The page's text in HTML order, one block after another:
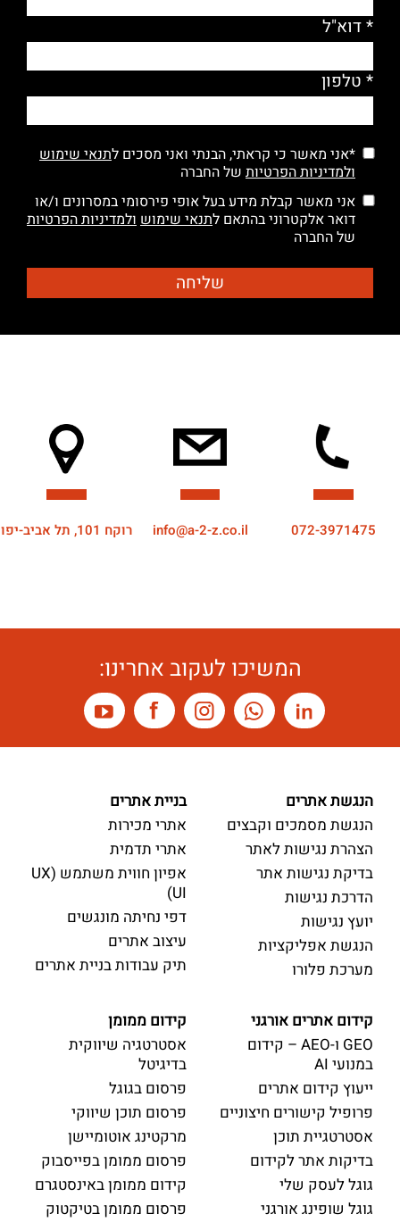
* דוא"ל
* טלפון
*אני מאשר כי קראתי, הבנתי ואני מסכים לתנאי שימוש
ולמדיניות הפרטיות של החברה
אני מאשר קבלת מידע בעל אופי פירסומי במסרונים ו/או
דואר אלקטרוני בהתאם לתנאי שימושולמדיניות הפרטיות
של החברה
072-3971475
info@a-2-z.co.il רוקח 101, תל אביב-יפו
המשיכו לעקוב אחרינו:
הנגשת אתרים
הנגשת מסמכים וקבצים
הצהרת נגישות לאתר
בדיקת נגישות אתר
הדרכת נגישות
יועץ נגישות
הנגשת אפליקציות
מערכת פלורו
בניית אתרים
אתרי מכירות
אתרי תדמית
אפיון חווית משתמש (UX
UI)
דפי נחיתה מונגשים
עיצוב אתרים
תיק עבודות בניית אתרים
קידום אתרים אורגני
GEO ו-AEO – קידום
במנועי AI
ייעוץ קידום אתרים
פרופיל קישורים חיצוניים
אסטרטגיית תוכן
בדיקות אתר לקידום
גוגל לעסק שלי
גוגל שופינג אורגני
קידום ממומן
אסטרטגיה שיווקית
בדיגיטל
פרסום בגוגל
פרסום תוכן שיווקי
מרקטינג אוטומיישן
פרסום ממומן בפייסבוק
קידום ממומן באינסטגרם
פרסום ממומן בטיקטוק